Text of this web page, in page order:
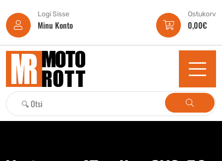
Logi Sisse
Minu Konto
Ostukorv
0,00€